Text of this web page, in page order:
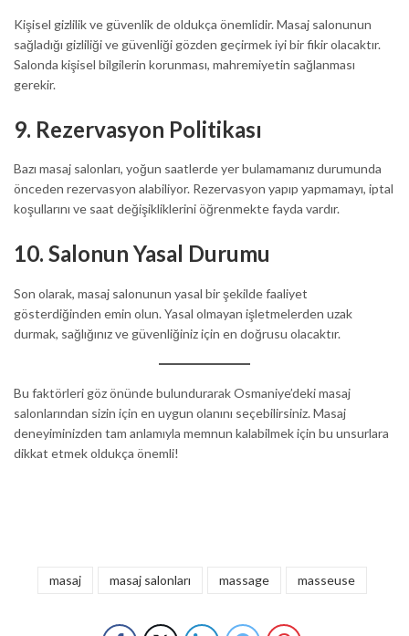
Kişisel gizlilik ve güvenlik de oldukça önemlidir. Masaj salonunun
sağladığı gizliliği ve güvenliği gözden geçirmek iyi bir fikir olacaktır.
Salonda kişisel bilgilerin korunması, mahremiyetin sağlanması
gerekir.
9. Rezervasyon Politikası
Bazı masaj salonları, yoğun saatlerde yer bulamamanız durumunda
önceden rezervasyon alabiliyor. Rezervasyon yapıp yapmamayı, iptal
koşullarını ve saat değişikliklerini öğrenmekte fayda vardır.
10. Salonun Yasal Durumu
Son olarak, masaj salonunun yasal bir şekilde faaliyet
gösterdiğinden emin olun. Yasal olmayan işletmelerden uzak
durmak, sağlığınız ve güvenliğiniz için en doğrusu olacaktır.
Bu faktörleri göz önünde bulundurarak Osmaniye’deki masaj
salonlarından sizin için en uygun olanını seçebilirsiniz. Masaj
deneyiminizden tam anlamıyla memnun kalabilmek için bu unsurlara
dikkat etmek oldukça önemli!
masaj masaj salonları massage masseuse